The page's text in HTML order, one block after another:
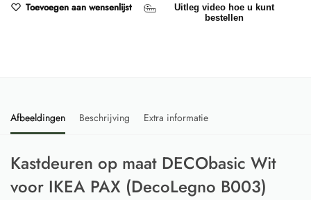
Toevoegen aan wensenlijst
Uitleg video hoe u kunt
bestellen
Afbeeldingen Beschrijving Extra informatie
Kastdeuren op maat DECObasic Wit
voor IKEA PAX (DecoLegno B003)